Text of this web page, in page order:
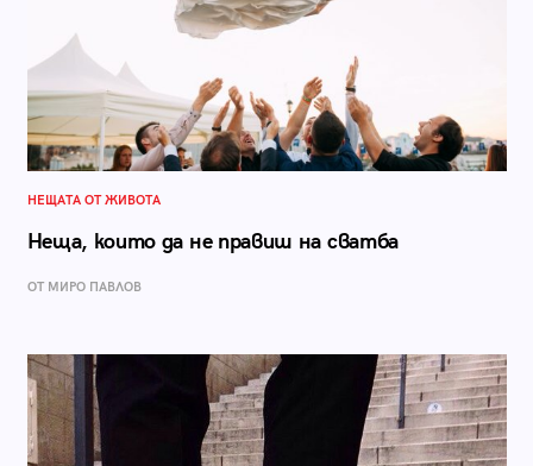
НЕЩАТА ОТ ЖИВОТА
Неща, които да не правиш на сватба
ОТ МИРО ПАВЛОВ